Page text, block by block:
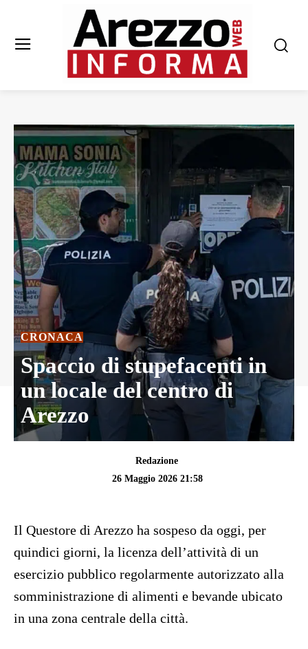
CRONACA
Spaccio di stupefacenti in
un locale del centro di
Arezzo
Redazione
26 Maggio 2026 21:58
Il Questore di Arezzo ha sospeso da oggi, per
quindici giorni, la licenza dell’attività di un
esercizio pubblico regolarmente autorizzato alla
somministrazione di alimenti e bevande ubicato
in una zona centrale della città.